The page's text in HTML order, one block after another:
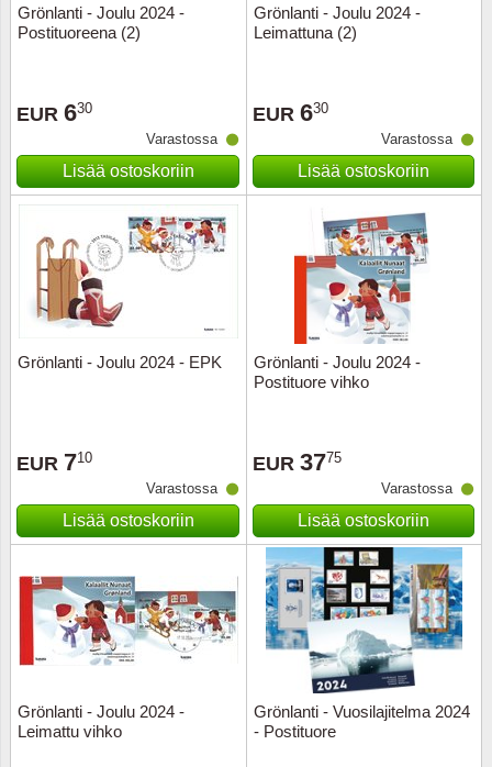
Grönlanti - Joulu 2024 -
Postituoreena (2)
EUR 630
Varastossa
Lisää ostoskoriin
Grönlanti - Joulu 2024 -
Leimattuna (2)
EUR 630
Varastossa
Lisää ostoskoriin
Grönlanti - Joulu 2024 - EPK
EUR 710
Varastossa
Lisää ostoskoriin
Grönlanti - Joulu 2024 -
Postituore vihko
EUR 3775
Varastossa
Lisää ostoskoriin
Grönlanti - Joulu 2024 -
Leimattu vihko
Grönlanti - Vuosilajitelma 2024
- Postituore